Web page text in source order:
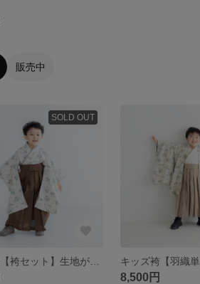
販売中
SOLD OUT
8,500円